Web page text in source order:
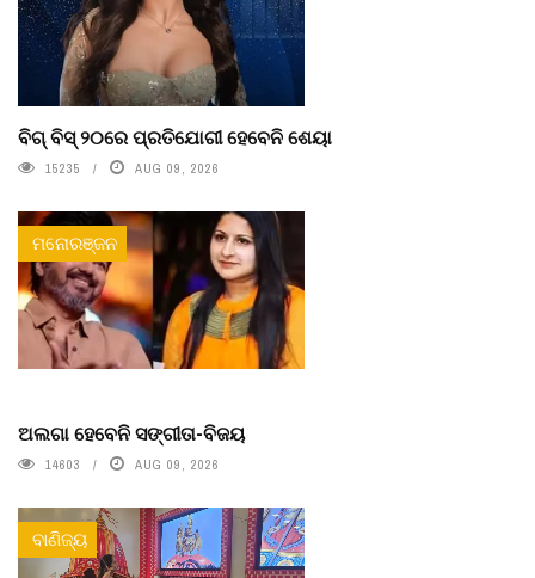
ବିଗ୍ ବିସ୍ ୨୦ରେ ପ୍ରତିଯୋଗୀ ହେବେନି ଶେୟା
15235 AUG 09, 2026
ମନୋରଞ୍ଜନ
ଅଲଗା ହେବେନି ସଙ୍ଗୀତା-ବିଜୟ
14603 AUG 09, 2026
ବାଣିଜ୍ୟ